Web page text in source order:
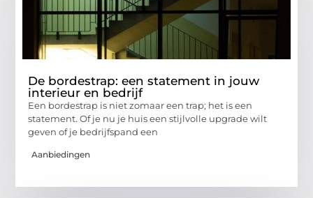
De bordestrap: een statement in jouw
interieur en bedrijf
Een bordestrap is niet zomaar een trap; het is een
statement. Of je nu je huis een stijlvolle upgrade wilt
geven of je bedrijfspand een
Aanbiedingen